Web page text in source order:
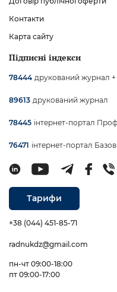
Контакти
Карта сайту
Підписні індекси
78444 друкований журнал +
89613 друкований журнал
78445 інтернет-портал
76471 інтернет-портал
Тарифи
+38 (044) 451-85-71
radnukdz@gmail.com
пн-чт 09:00-18:00
пт 09:00-17:00